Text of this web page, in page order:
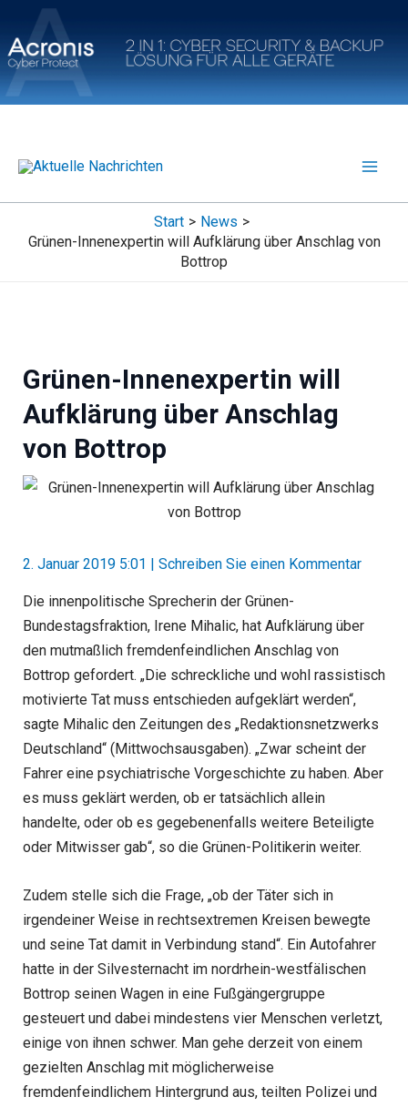
Inhalt
springen
Start
News
Grünen-Innenexpertin will Aufklärung über Anschlag von
Bottrop
Grünen-Innenexpertin will
Aufklärung über Anschlag
von Bottrop
2. Januar 2019 5:01 Schreiben Sie einen Kommentar
Die innenpolitische Sprecherin der Grünen-
Bundestagsfraktion, Irene Mihalic, hat Aufklärung über
den mutmaßlich fremdenfeindlichen Anschlag von
Bottrop gefordert. „Die schreckliche und wohl rassistisch
motivierte Tat muss entschieden aufgeklärt werden“,
sagte Mihalic den Zeitungen des „Redaktionsnetzwerks
Deutschland“ (Mittwochsausgaben). „Zwar scheint der
Fahrer eine psychiatrische Vorgeschichte zu haben. Aber
es muss geklärt werden, ob er tatsächlich allein
handelte, oder ob es gegebenenfalls weitere Beteiligte
oder Mitwisser gab“, so die Grünen-Politikerin weiter.
Zudem stelle sich die Frage, „ob der Täter sich in
irgendeiner Weise in rechtsextremen Kreisen bewegte
und seine Tat damit in Verbindung stand“. Ein Autofahrer
hatte in der Silvesternacht im nordrhein-westfälischen
Bottrop seinen Wagen in eine Fußgängergruppe
gesteuert und dabei mindestens vier Menschen verletzt,
einige von ihnen schwer. Man gehe derzeit von einem
gezielten Anschlag mit möglicherweise
fremdenfeindlichem Hintergrund aus, teilten Polizei und